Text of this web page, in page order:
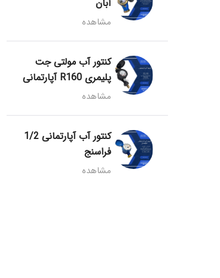
آبان
مشاهده
کنتور آب مولتی جت
پلیمری R160 آپارتمانی
مشاهده
کنتور آب آپارتمانی 1/2
فراسنج
مشاهده